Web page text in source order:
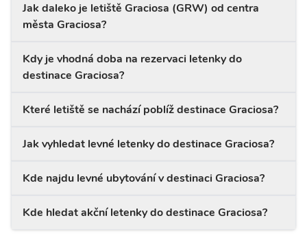
Jak daleko je letiště Graciosa (GRW) od centra
města Graciosa?
Kdy je vhodná doba na rezervaci letenky do
destinace Graciosa?
Které letiště se nachází poblíž destinace Graciosa?
Jak vyhledat levné letenky do destinace Graciosa?
Kde najdu levné ubytování v destinaci Graciosa?
Kde hledat akční letenky do destinace Graciosa?